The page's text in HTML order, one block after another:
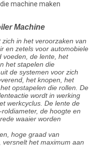
machine maken
Machine
in het veroorzaken van
en zetels voor automobiele
voeden, de lente, het
het stapelen die
de systemen voor zich
het knopen, het
opstapelen die rollen. De
wordt in werking
werkcyclus. De lente de
de hoogte en
waaier worden
hoge graad van
het maximum aan